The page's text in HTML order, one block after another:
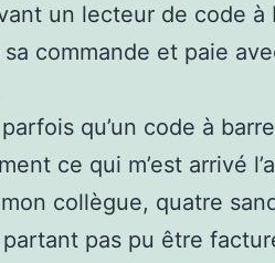
un lecteur de code à
commande et paie
qu’un code à
ce qui m’est arrivé
collègue, quatre
pas pu être